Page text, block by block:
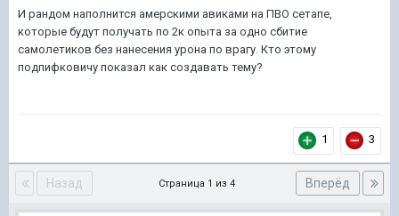
И рандом наполнится амерскими авиками на ПВО сетапе,
которые будут получать по 2к опыта за одно сбитие
самолетиков без нанесения урона по врагу. Кто этому
подпифковичу показал как создавать тему?
1 3
Назад Вперёд
Страница 1 из 4